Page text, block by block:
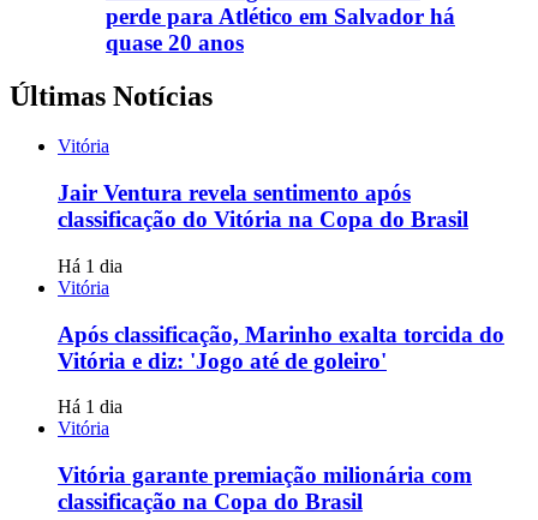
perde para Atlético em Salvador há
quase 20 anos
Últimas Notícias
Vitória
Jair Ventura revela sentimento após
classificação do Vitória na Copa do Brasil
Há 1 dia
Vitória
Após classificação, Marinho exalta torcida do
Vitória e diz: 'Jogo até de goleiro'
Há 1 dia
Vitória
Vitória garante premiação milionária com
classificação na Copa do Brasil